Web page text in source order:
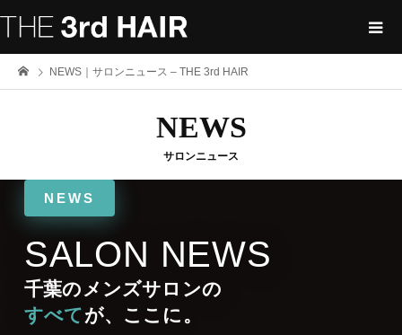
NEWS｜サロンニュース – THE 3rd HAIR
NEWS
サロンニュース
NEWS
SALON NEWS
千葉のメンズサロンの
すべてが、ここに。